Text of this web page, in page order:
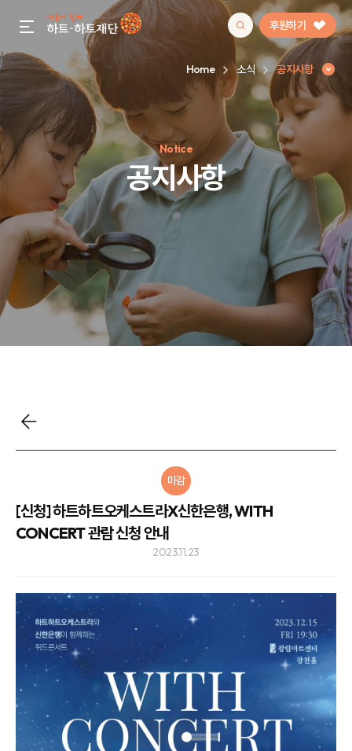
gnb menu open 후원하기
인기 키워드
#정기후원#하트플레이스#캠페인#팬덤후원
Home 소식 공지사항
Notice
공지사항
마감
[신청] 하트하트오케스트라X신한은행, WITH
CONCERT 관람 신청 안내
2023.11.23